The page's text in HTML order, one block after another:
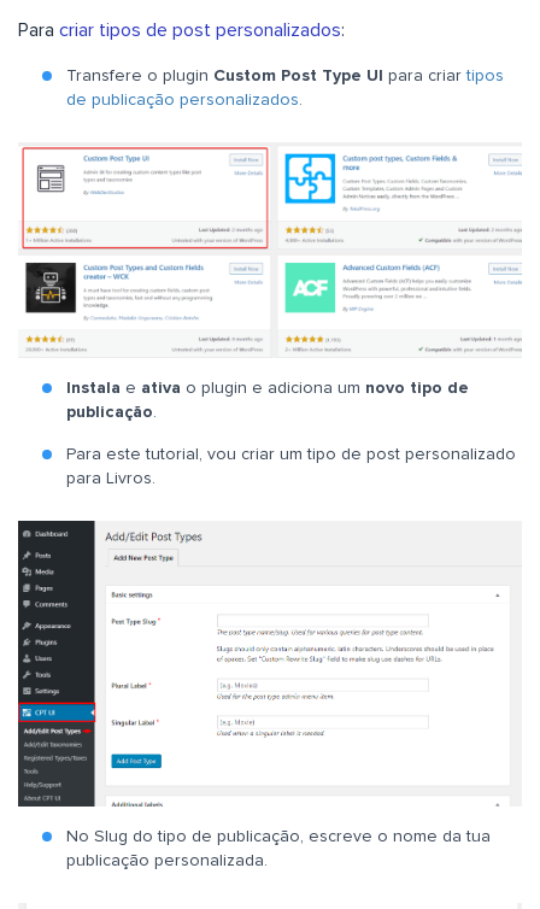
Para criar tipos de post personalizados:
Transfere o plugin Custom Post Type UI para criar tipos
de publicação personalizados
Instala e ativa o plugin e adiciona um novo tipo de
publicação.
Para este tutorial, vou criar um tipo de post personalizado
para Livros.
No Slug do tipo de publicação, escreve o nome da tua
publicação personalizada.